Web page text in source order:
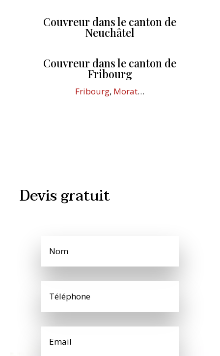
Couvreur dans le canton de
Neuchâtel
Couvreur dans le canton de
Fribourg
Fribourg, Morat…
Devis gratuit